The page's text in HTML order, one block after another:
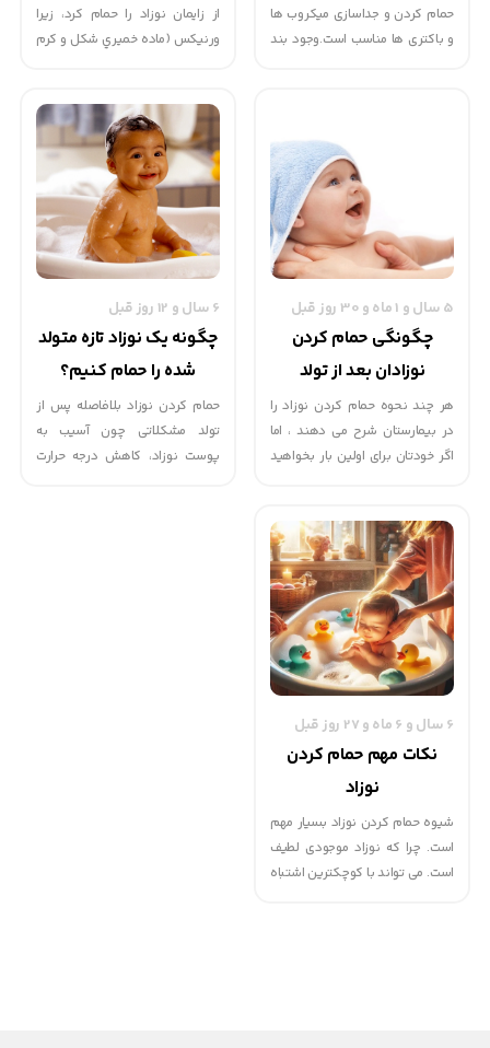
حمام کردن و جداسازی میکروب ها
و باکتری ها مناسب است.وجود بند
نوزاد حداقل هفته اي 2 بار حمام
از زایمان نوزاد را حمام کرد، زیرا
ورنیکس (ماده خميري شكل و كرم
نباید از بدن نوزاد پاک شود.
ورنیکس برای نوزاد خطری ندارد و
بعد از چند روز به طور خود به خود
از بین خواهد رفت.
5 سال و 1 ماه و 30 روز قبل
چگونگی حمام کردن
نوزادان بعد از تولد
هر چند نحوه حمام کردن نوزاد را
در بیمارستان شرح می دهند ، اما
اگر خودتان برای اولین بار بخواهید
6 سال و 12 روز قبل
چگونه یک نوزاد تازه متولد
شده را حمام کنیم؟
حمام کردن نوزاد بلافاصله پس از
تولد مشکلاتی چون آسیب به
پوست نوزاد، کاهش درجه حرارت
6 سال و 6 ماه و 27 روز قبل
نکات مهم حمام کردن
نوزاد
شیوه حمام کردن نوزاد بسیار مهم
است. چرا که نوزاد موجودی لطیف
است. می تواند با کوچکترین اشتباه